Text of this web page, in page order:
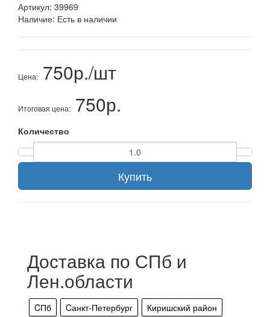
Артикул: 39969
Наличие: Есть в наличии
Цена: 750р./шт
Итоговая цена: 750р.
Количество
Купить
Доставка по СПб и
Лен.области
CПб Cанкт-Петербург
Киришский район